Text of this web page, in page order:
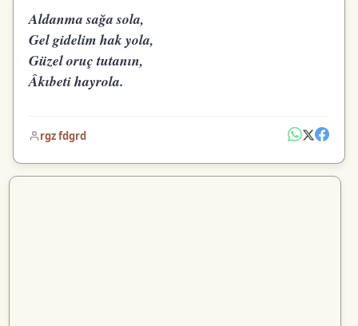
Aldanma sağa sola,
Gel gidelim hak yola,
Güzel oruç tutanın,
Âkıbeti hayrola.
rgz fdgrd